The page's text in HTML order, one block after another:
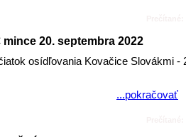
20. septembra 2022
osídľovania Kovačice Slovákmi -
...pokračovať